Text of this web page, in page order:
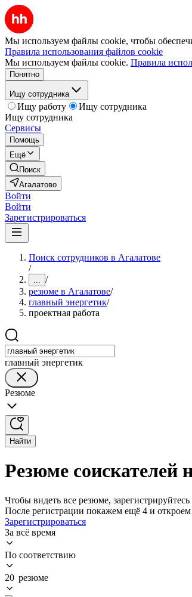
Мы используем файлы cookie, чтобы
Правила использования файлов cookie
Мы используем файлы cookie. Правила
Понятно
Ищу сотрудника
Ищу работу
Ищу сотрудника
Ищу сотрудника
Сервисы
Помощь
Ещё
Поиск
Агалатово
Войти
Войти
Зарегистрироваться
Поиск сотрудников в Агалатове
/
... /
резюме в Агалатове/
главный энергетик/
проектная работа
главный энергетик
Резюме
Найти
Резюме соискателей
Чтобы видеть все резюме, зарегистрируйтесь
После регистрации покажем ещё 4 и
Зарегистрироваться
За всё время
По соответствию
20 резюме